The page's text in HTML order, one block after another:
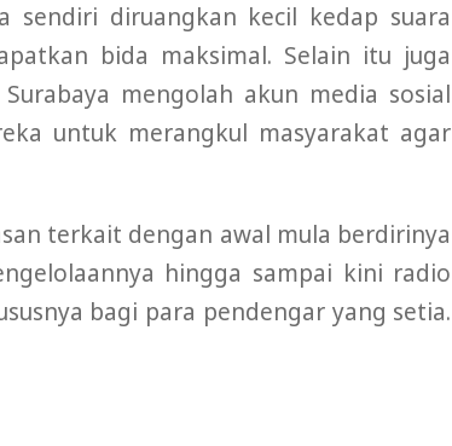
sendiri diruangkan kecil kedap suara
bida maksimal. Selain itu juga
mengolah akun media sosial
untuk merangkul masyarakat agar
terkait dengan awal mula berdirinya
hingga sampai kini radio
bagi para pendengar yang setia.